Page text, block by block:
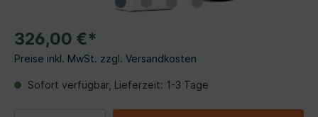
326,00 €*
Preise inkl. MwSt. zzgl. Versandkosten
Sofort verfügbar, Lieferzeit: 1-3 Tage